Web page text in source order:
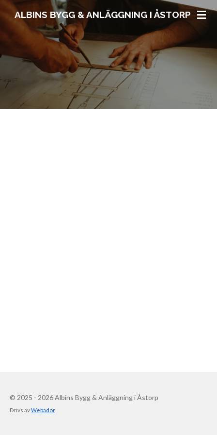
Hoppa
huvudinnehållet
ALBINS BYGG & ANLÄGGNING I ÅSTORP
© 2025 - 2026 Albins Bygg & Anläggning i Åstorp
Drivs avWebador